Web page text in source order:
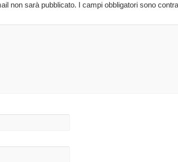
non sarà pubblicato. I campi obbligatori sono